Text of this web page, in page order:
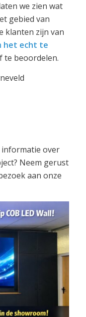
we zien wat
gebied van
klanten zijn van
het echt te
te beoordelen.
over
Neem gerust
aan onze